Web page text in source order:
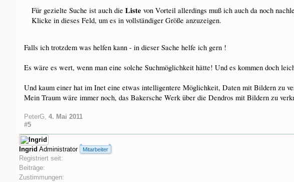
Für gezielte Suche ist auch dieListe von Vorteil allerdings muß ich auch da noch
Klicke in dieses Feld, um es in vollständiger Größe anzuzeigen.
Falls ich trotzdem was helfen kann - in dieser Sache helfe ich gern !
Es wäre es wert, wenn man eine solche Suchmöglichkeit hätte! Und es kommen doch
Und kaum einer hat im Inet eine etwas intelligentere Möglichkeit, Daten mit Bildern zu
Mein Traum wäre immer noch, das Bakersche Werk über die Dendros mit Bildern zu
PeterG, 4. Mai 2011
#5
Ingrid Administrator Mitarbeiter
Registriert seit:
Beiträge:
Zustimmungen: